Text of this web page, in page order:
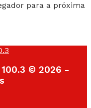
para a próxima
© 2026 -